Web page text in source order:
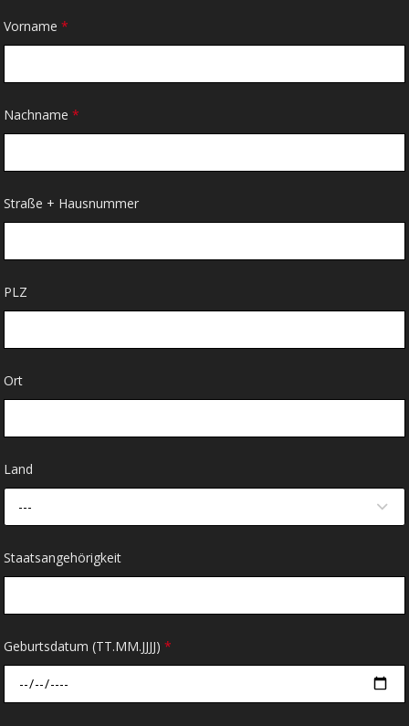
Vorname*
Nachname*
Straße + Hausnummer
PLZ
Ort
Land
---
Staatsangehörigkeit
Geburtsdatum (TT.MM.JJJJ)*